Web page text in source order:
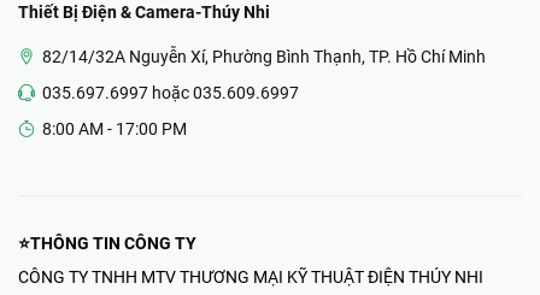
Thiết Bị Điện & Camera-Thúy Nhi
82/14/32A Nguyễn Xí, Phường Bình Thạnh, TP. Hồ Chí Minh
035.697.6997 hoặc 035.609.6997
8:00 AM - 17:00 PM
⭐THÔNG TIN CÔNG TY
CÔNG TY TNHH MTV THƯƠNG MẠI KỸ THUẬT ĐIỆN THÚY NHI